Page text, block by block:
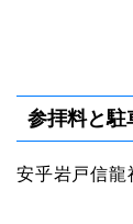
参拝料と駐
安乎岩戸信龍